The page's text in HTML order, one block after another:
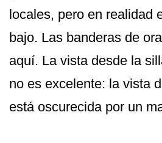
locales, pero en realidad
bajo. Las banderas de
aquí. La vista desde la
no es excelente: la vista
está oscurecida por un